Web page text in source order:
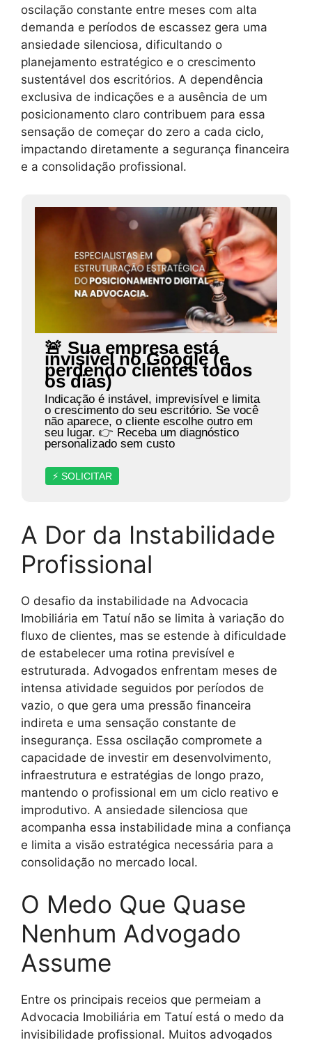
oscilação constante entre meses com alta
demanda e períodos de escassez gera uma
ansiedade silenciosa, dificultando o
planejamento estratégico e o crescimento
sustentável dos escritórios. A dependência
exclusiva de indicações e a ausência de um
posicionamento claro contribuem para essa
sensação de começar do zero a cada ciclo,
impactando diretamente a segurança financeira
e a consolidação profissional.
🚨 Sua empresa está
invisível no Google (e
perdendo clientes todos
os dias)
Indicação é instável, imprevisível e limita
o crescimento do seu escritório. Se você
não aparece, o cliente escolhe outro em
seu lugar. 👉 Receba um diagnóstico
personalizado sem custo
⚡ SOLICITAR
A Dor da Instabilidade
Profissional
O desafio da instabilidade na Advocacia
Imobiliária em Tatuí não se limita à variação do
fluxo de clientes, mas se estende à dificuldade
de estabelecer uma rotina previsível e
estruturada. Advogados enfrentam meses de
intensa atividade seguidos por períodos de
vazio, o que gera uma pressão financeira
indireta e uma sensação constante de
insegurança. Essa oscilação compromete a
capacidade de investir em desenvolvimento,
infraestrutura e estratégias de longo prazo,
mantendo o profissional em um ciclo reativo e
improdutivo. A ansiedade silenciosa que
acompanha essa instabilidade mina a confiança
e limita a visão estratégica necessária para a
consolidação no mercado local.
O Medo Que Quase
Nenhum Advogado
Assume
Entre os principais receios que permeiam a
Advocacia Imobiliária em Tatuí está o medo da
invisibilidade profissional. Muitos advogados